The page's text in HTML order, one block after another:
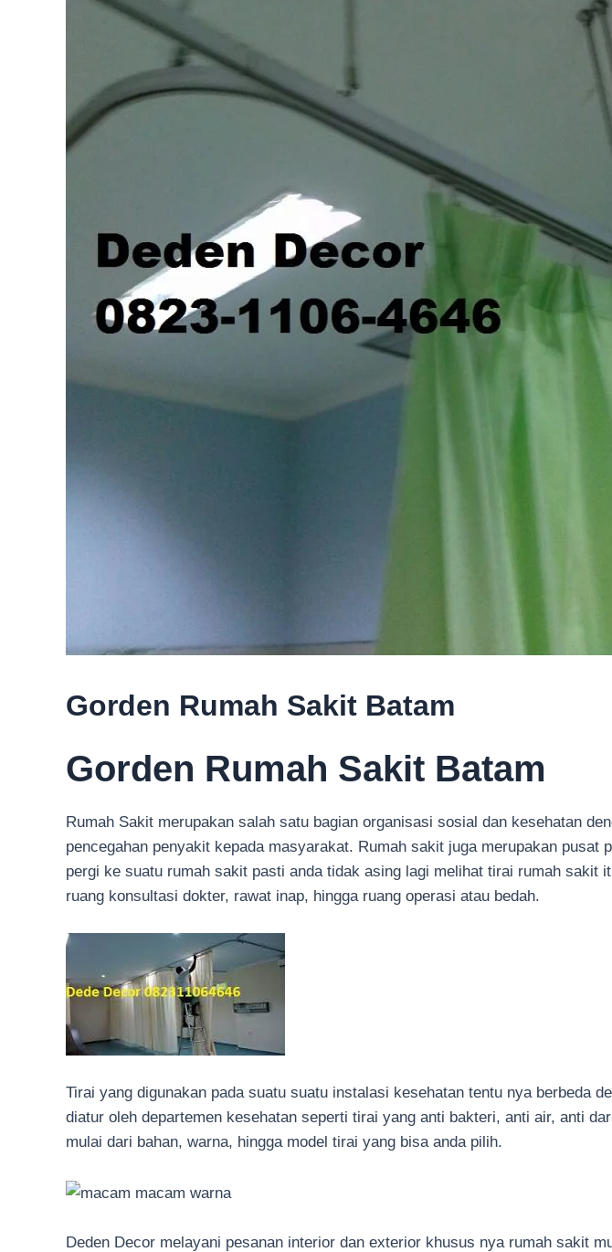
Gorden Rumah Sakit Batam
Gorden Rumah Sakit Batam
Rumah Sakit merupakan salah satu bagian organisasi sosial dan kesehatan
pencegahan penyakit kepada masyarakat. Rumah sakit juga merupakan
pergi ke suatu rumah sakit pasti anda tidak asing lagi melihat tirai rumah
ruang konsultasi dokter, rawat inap, hingga ruang operasi atau bedah.
Tirai yang digunakan pada suatu suatu instalasi kesehatan tentu nya berbeda
diatur oleh departemen kesehatan seperti tirai yang anti bakteri, anti air, anti
mulai dari bahan, warna, hingga model tirai yang bisa anda pilih.
Deden Decor melayani pesanan interior dan exterior khusus nya rumah sakit